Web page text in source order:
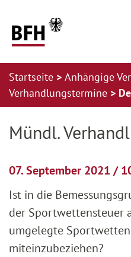
Startseite
Anhängige
Verhandlungstermine
Mündl.
07. September 2021 /
Ist in die
der Sportwettensteuer
umgelegte
miteinzubeziehen?